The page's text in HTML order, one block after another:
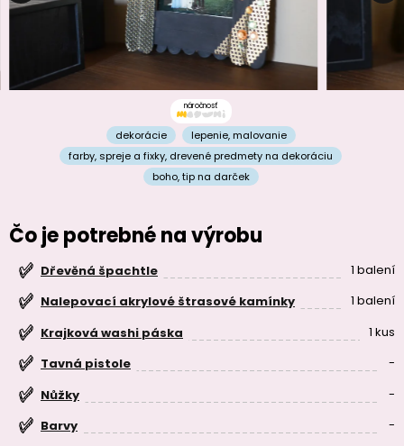
náročnosť
dekorácie lepenie, malovanie
farby, spreje a fixky, drevené predmety na dekoráciu
boho,tip na darček
Čo je potrebné na výrobu
Dřevěná špachtle
1 balení
Nalepovací akrylové štrasové kamínky
1 balení
Krajková washi páska
1 kus
Tavná pistole
-
Nůžky
-
Barvy
-